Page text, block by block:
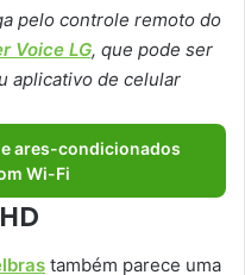
pelo controle remoto do
Voice LG, que pode ser
aplicativo de celular
ares-condicionados
Wi-Fi
também parece uma